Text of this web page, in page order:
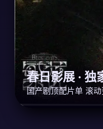
春日影展 · 独
国产剧顶配片单 滚